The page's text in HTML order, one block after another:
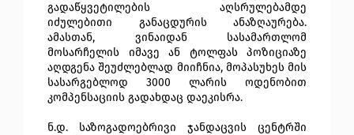
გადაწყვეტილების აღსრულებამდე
იძულებითი განაცდურის ანაზღაურება.
ამასთან, ვინაიდან სასამართლომ
მოსარჩელის იმავე ან ტოლფას პოზიციაზე
აღდგენა შეუძლებლად მიიჩნია, მოპასუხეს მის
სასარგებლოდ 3000 ლარის ოდენობით
კომპენსაციის გადახდაც დაეკისრა.
ნ.დ. საზოგადოებრივი ჯანდაცვის ცენტრში